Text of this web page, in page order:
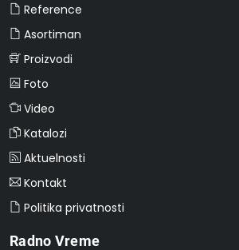
Reference
Asortiman
Proizvodi
Foto
Video
Katalozi
Aktuelnosti
Kontakt
Politika privatnosti
Radno Vreme